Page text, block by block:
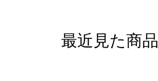
最近見た商品